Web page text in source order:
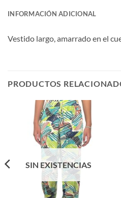
INFORMACIÓN ADICIONAL
Vestido largo, amarrado en el
PRODUCTOS
SIN EXISTENCIAS